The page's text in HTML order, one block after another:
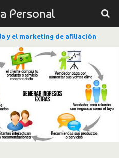
Personal
y el marketing de afiliación